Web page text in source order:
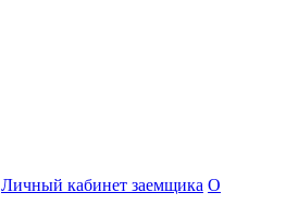
Личный кабинет заемщика О